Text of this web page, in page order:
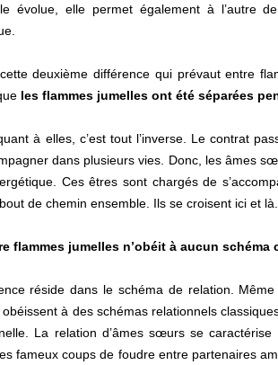
évolue, elle permet également à l’autre
deuxième différence qui prévaut entre
les flammes jumelles ont été séparées
à elles, c’est tout l’inverse. Le contrat
dans plusieurs vies. Donc, les âmes
Ces êtres sont chargés de
de chemin ensemble. Ils se croisent ici et là.
flammes jumelles n’obéit à aucun
réside dans le schéma de relation.
à des schémas relationnels
La relation d’âmes sœurs se
fameux coups de foudre entre partenaires